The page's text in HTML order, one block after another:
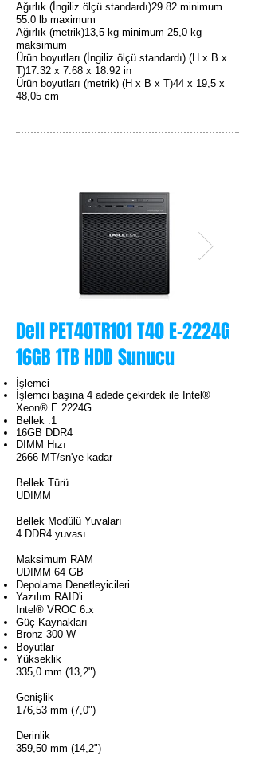
Ağırlık (İngiliz ölçü standardı)29.82 minimum
55.0 lb maximum
Ağırlık (metrik)13,5 kg minimum 25,0 kg
maksimum
Ürün boyutları (İngiliz ölçü standardı) (H x B x
T)17.32 x 7.68 x 18.92 in
Ürün boyutları (metrik) (H x B x T)44 x 19,5 x
48,05 cm
dellsrv.jpg
​Dell PET40TR101 T40 E-2224G
16GB 1TB HDD Sunucu
İşlemci
İşlemci başına 4 adede çekirdek ile Intel®
Xeon® E 2224G
Bellek :1
16GB DDR4
DIMM Hızı
2666 MT/sn'ye kadar
Bellek Türü
UDIMM
Bellek Modülü Yuvaları
4 DDR4 yuvası
Maksimum RAM
UDIMM 64 GB
Depolama Denetleyicileri
Yazılım RAID'i
Intel® VROC 6.x
Güç Kaynakları
Bronz 300 W
Boyutlar
Yükseklik
335,0 mm (13,2")
Genişlik
176,53 mm (7,0")
Derinlik
359,50 mm (14,2")